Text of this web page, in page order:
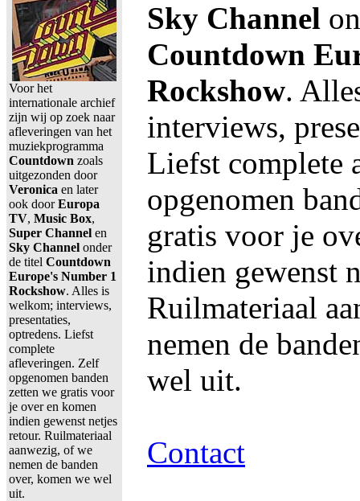
Voor het
internationale archief
zijn wij op zoek naar
afleveringen van het
muziekprogramma
Countdown zoals
uitgezonden door
Veronica en later
ook doorEuropa
TV, Music Box,
Super Channel en
Sky Channel onder
de titel Countdown
Europe's Number 1
Rockshow. Alles is
welkom; interviews,
presentaties,
optredens. Liefst
complete
afleveringen. Zelf
opgenomen banden
zetten we gratis voor
je over en komen
indien gewenst netjes
retour. Ruilmateriaal
aanwezig, of we
nemen de banden
over, komen we wel
uit.
Sky Channel
Countdown
Rockshow.
interviews,
Liefst complete
opgenomen
gratis voor je
indien gewenst
Ruilmateriaal
nemen de
wel uit.
Contact